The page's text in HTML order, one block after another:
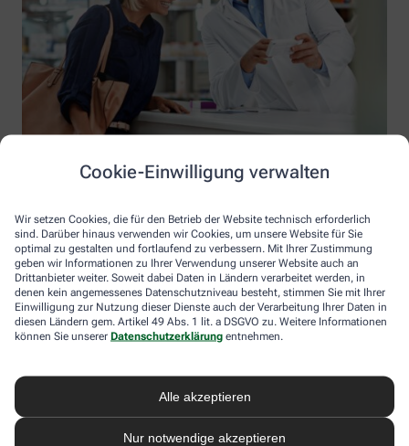
Cookie-Einwilligung verwalten
Wir setzen Cookies, die für den Betrieb der Website technisch erforderlich
sind. Darüber hinaus verwenden wir Cookies, um unsere Website für Sie
optimal zu gestalten und fortlaufend zu verbessern. Mit Ihrer Zustimmung
geben wir Informationen zu Ihrer Verwendung unserer Website auch an
Drittanbieter weiter. Soweit dabei Daten in Ländern verarbeitet werden, in
denen kein angemessenes Datenschutzniveau besteht, stimmen Sie mit Ihrer
Einwilligung zur Nutzung dieser Dienste auch der Verarbeitung Ihrer Daten in
diesen Ländern gem. Artikel 49 Abs. 1 lit. a DSGVO zu. Weitere Informationen
können Sie unserer Datenschutzerklärung entnehmen.
Alle akzeptieren
Nur notwendige akzeptieren
Information der Paracelsus-Apotheke OHG
Paracelsus-Apotheke OHG
Inhaber: Regina Lippke, Dr. Eva-Maria Lippke
67678 Mehlingen